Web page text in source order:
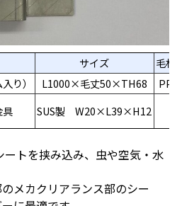
サイズ 毛材
り） L1000×毛丈50×TH68 PP
具 SUS製 W20×L39×H12
トを挟み込み、虫や空気・水
メカクリアランス部のシー